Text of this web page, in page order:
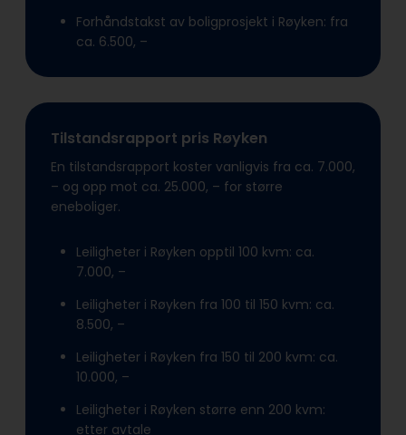
Forhåndstakst av boligprosjekt i Røyken: fra
ca. 6.500, –
Tilstandsrapport pris Røyken
En tilstandsrapport koster vanligvis fra ca. 7.000,
– og opp mot ca. 25.000, – for større
eneboliger.
Leiligheter i Røyken opptil 100 kvm: ca.
7.000, –
Leiligheter i Røyken fra 100 til 150 kvm: ca.
8.500, –
Leiligheter i Røyken fra 150 til 200 kvm: ca.
10.000, –
Leiligheter i Røyken større enn 200 kvm:
etter avtale